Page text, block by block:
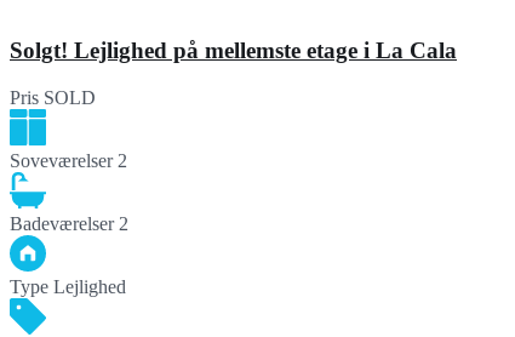
Solgt! Lejlighed på mellemste etage i La Cala
Pris SOLD
Soveværelser 2
Badeværelser 2
Type Lejlighed